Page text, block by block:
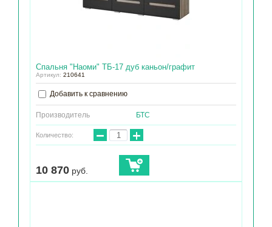
Спальня "Наоми" ТБ-17 дуб каньон/графит
Артикул: 210641
Добавить к сравнению
Производитель БТС
Количество: − +
10 870 руб.